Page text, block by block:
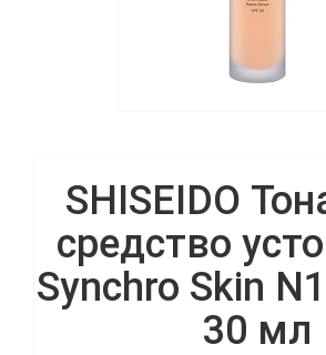
SHISEIDO
средство
Synchro Skin
30 мл